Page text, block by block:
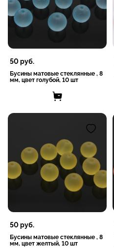
50руб.
Бусины матовые стеклянные , 8
мм, цвет голубой, 10 шт
50руб.
Бусины матовые стеклянные , 8
мм, цвет желтый, 10 шт